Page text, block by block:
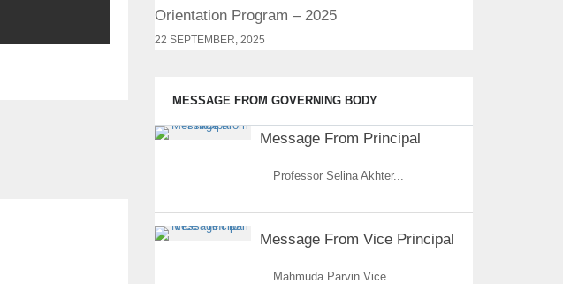
Orientation Program – 2025
22 SEPTEMBER, 2025
MESSAGE FROM GOVERNING BODY
Message From Principal
Professor Selina Akhter...
Message From Vice Principal
Mahmuda Parvin Vice...